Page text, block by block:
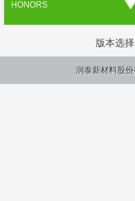
HONORS
版本选择
润泰新材料股